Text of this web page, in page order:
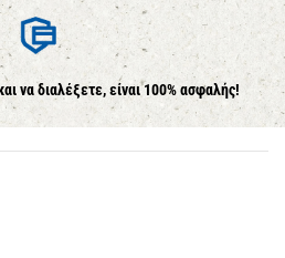
να διαλέξετε, είναι 100% ασφαλής!